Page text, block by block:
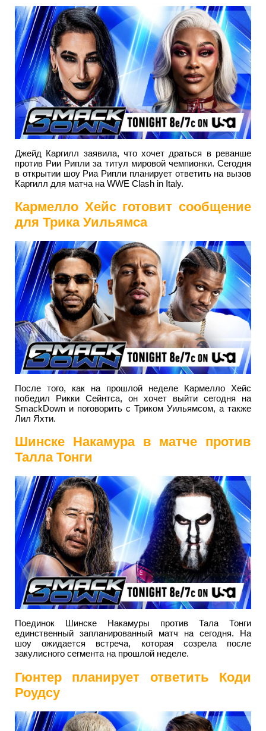
Джейд Каргилл заявила, что хочет драться в реванше
против Рии Рипли за титул мировой чемпионки. Сегодня
в открытии шоу Риа Рипли планирует ответить на вызов
Каргилл для матча на WWE Clash in Italy.
Кармелло Хейс готовит сообщение
для Трика Уильямса
После того, как на прошлой неделе Кармелло Хейс
победил Рикки Сейнтса, он хочет выйти сегодня на
SmackDown и поговорить с Триком Уильямсом, а также
Лил Яхти.
Шинске Накамура в матче против
Талла Тонги
Поединок Шинске Накамуры против Тала Тонги
единственный запланированный матч на сегодня. На
шоу ожидается встреча, которая созрела после
закулисного сегмента на прошлой неделе.
Гюнтер планирует ответить Коди
Роудсу